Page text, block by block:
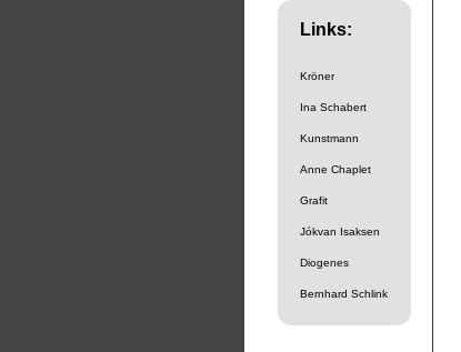
Links:
Kröner
Ina Schabert
Kunstmann
Anne Chaplet
Grafit
Jókvan Isaksen
Diogenes
Bernhard Schlink